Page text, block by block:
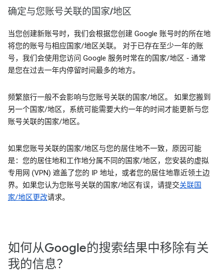
确定与您账号关联的国家/地区
当您创建新账号时，我们会根据您创建 Google 账号时的所在地
将您的账号与相应国家/地区关联。 对于已存在至少一年的账
号，我们会使用您访问 Google 服务时常在的国家/地区 - 通常
是您在过去一年内停留时间最多的地方。
频繁旅行一般不会影响与您账号关联的国家/地区。 如果您搬到
另一个国家/地区，系统可能需要大约一年的时间才能更新与您
账号关联的国家/地区。
如果您账号关联的国家/地区与您的居住地不一致，原因可能
是：您的居住地和工作地分属不同的国家/地区，您安装的虚拟
专用网 (VPN) 遮盖了您的 IP 地址，或者您的居住地靠近领土边
界。如果您认为您账号关联的国家/地区有误，请提交关联国
家/地区更改请求。
如何从Google的搜索结果中移除有关
我的信息？